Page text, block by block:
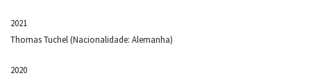
2021
Thomas Tuchel (Nacionalidade: Alemanha)
2020